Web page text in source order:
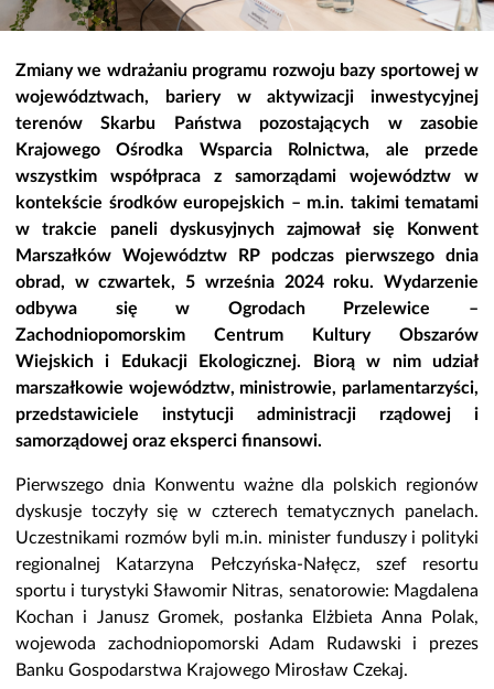
Zmiany we wdrażaniu programu rozwoju bazy sportowej w
województwach, bariery w aktywizacji inwestycyjnej
terenów Skarbu Państwa pozostających w zasobie
Krajowego Ośrodka Wsparcia Rolnictwa, ale przede
wszystkim współpraca z samorządami województw w
kontekście środków europejskich – m.in. takimi tematami
w trakcie paneli dyskusyjnych zajmował się Konwent
Marszałków Województw RP podczas pierwszego dnia
obrad, w czwartek, 5 września 2024 roku. Wydarzenie
odbywa się w Ogrodach Przelewice –
Zachodniopomorskim Centrum Kultury Obszarów
Wiejskich i Edukacji Ekologicznej. Biorą w nim udział
marszałkowie województw, ministrowie, parlamentarzyści,
przedstawiciele instytucji administracji rządowej i
samorządowej oraz eksperci finansowi.
Pierwszego dnia Konwentu ważne dla polskich regionów
dyskusje toczyły się w czterech tematycznych panelach.
Uczestnikami rozmów byli m.in. minister funduszy i polityki
regionalnej Katarzyna Pełczyńska-Nałęcz, szef resortu
sportu i turystyki Sławomir Nitras, senatorowie: Magdalena
Kochan i Janusz Gromek, posłanka Elżbieta Anna Polak,
wojewoda zachodniopomorski Adam Rudawski i prezes
Banku Gospodarstwa Krajowego Mirosław Czekaj.